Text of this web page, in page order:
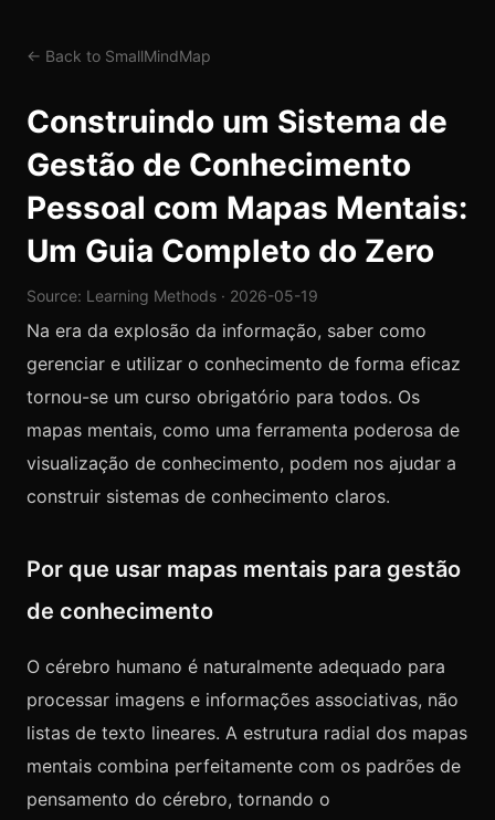
← Back to SmallMindMap
Construindo um Sistema de
Gestão de Conhecimento
Pessoal com Mapas Mentais:
Um Guia Completo do Zero
Source: Learning Methods · 2026-05-19
Na era da explosão da informação, saber como
gerenciar e utilizar o conhecimento de forma eficaz
tornou-se um curso obrigatório para todos. Os
mapas mentais, como uma ferramenta poderosa de
visualização de conhecimento, podem nos ajudar a
construir sistemas de conhecimento claros.
Por que usar mapas mentais para gestão
de conhecimento
O cérebro humano é naturalmente adequado para
processar imagens e informações associativas, não
listas de texto lineares. A estrutura radial dos mapas
mentais combina perfeitamente com os padrões de
pensamento do cérebro, tornando o